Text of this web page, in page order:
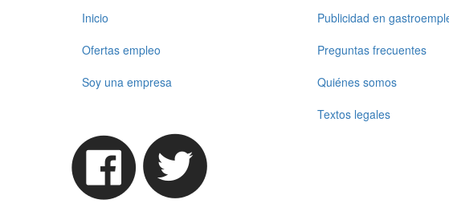
Inicio
Ofertas empleo
Soy una empresa
Publicidad en
Preguntas frecuentes
Quiénes somos
Textos legales